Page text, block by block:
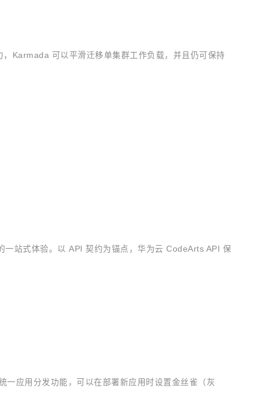
Karmada 可以平滑迁移单集群工作负载，并且仍可保持
站式体验。以 API 契约为锚点，华为云 CodeArts API 保
应用分发功能，可以在部署新应用时设置金丝雀（灰